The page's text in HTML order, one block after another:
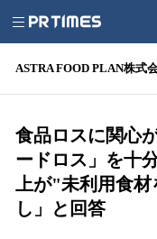
ASTRA FOOD PLAN株式
食品ロスに関心
ードロス」を十
上が"未利用食
し」と回答